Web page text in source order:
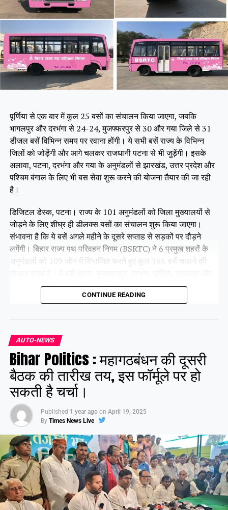
पूर्णिया से एक बार में कुल 25 बसों का संचालन किया जाएगा, जबकि
भागलपुर और दरभंगा से 24-24, मुजफ्फरपुर से 30 और गया जिले से 31
डीजल बसें विभिन्न समय पर रवाना होंगी। ये सभी बसें राज्य के विभिन्न
जिलों को जोड़ेंगी और आगे चलकर राजधानी पटना से भी जुड़ेंगी। इसके
अलावा, पटना, दरभंगा और गया के अनुमंडलों से झारखंड, उत्तर प्रदेश और
पश्चिम बंगाल के लिए भी बस सेवा शुरू करने की योजना तैयार की जा रही
है।
डिजिटल डेस्क, पटना। राज्य के 101 अनुमंडलों को जिला मुख्यालयों से
जोड़ने के लिए शीघ्र ही डीलक्स बसों का संचालन शुरू किया जाएगा।
संभावना है कि ये बसें अगले महीने के दूसरे सप्ताह से सड़कों पर दौड़ने
लगेंगी। बिहार राज्य पथ परिवहन निगम (BSRTC) ने 6 प्रमुख शहरों के
अनुमंडलों को 109 जोन में विभाजित करते हुए कुल 166 बसें चलाने की
गया की पंचायतों को उनके संबंधित जिला मुख्यालयों से जोड़ेंगी। इन बसों के
सभी रूट पहले ही तय किए जा चुके हैं। फिलहाल ये बसें परमिट प्रक्रिया में
Share this:
Facebook
Like this:
CONTINUE READING
AUTO-NEWS
Bihar Politics : महागठबंधन की दूसरी
बैठक की तारीख तय, इस फॉर्मूले पर हो
सकती है चर्चा।
Published 1 year ago on April 19, 2025
By Times News Live